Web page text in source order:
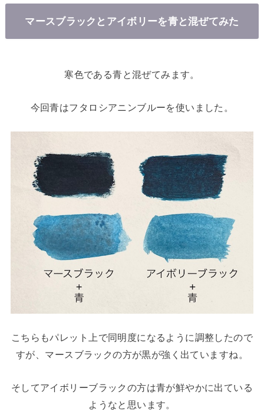
マースブラックとアイボリーを青と混ぜてみた
寒色である青と混ぜてみます。
今回青はフタロシアニンブルーを使いました。
こちらもパレット上で同明度になるように調整したので
すが、マースブラックの方が黒が強く出ていますね。
そしてアイボリーブラックの方は青が鮮やかに出ている
ようなと思います。